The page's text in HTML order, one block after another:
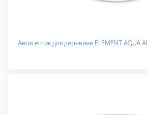
Антисептик для деревини ELEMENT AQUA